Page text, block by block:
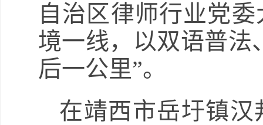
自治区律师行业党
境一线，以双语普法
后一公里”。
在靖西市岳圩镇汉